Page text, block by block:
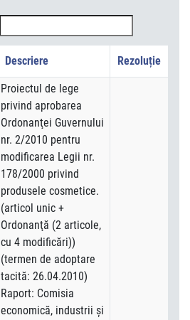
Descriere Rezoluție
Proiectul de lege
privind aprobarea
Ordonanţei Guvernului
nr. 2/2010 pentru
modificarea Legii nr.
178/2000 privind
produsele cosmetice.
(articol unic +
Ordonanţă (2 articole,
cu 4 modificări))
(termen de adoptare
tacită: 26.04.2010)
Raport: Comisia
economică, industrii şi